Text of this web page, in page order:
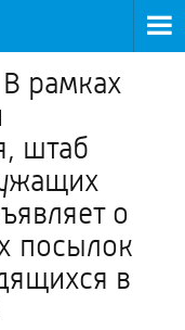
рамках
штаб
о
посылок
в